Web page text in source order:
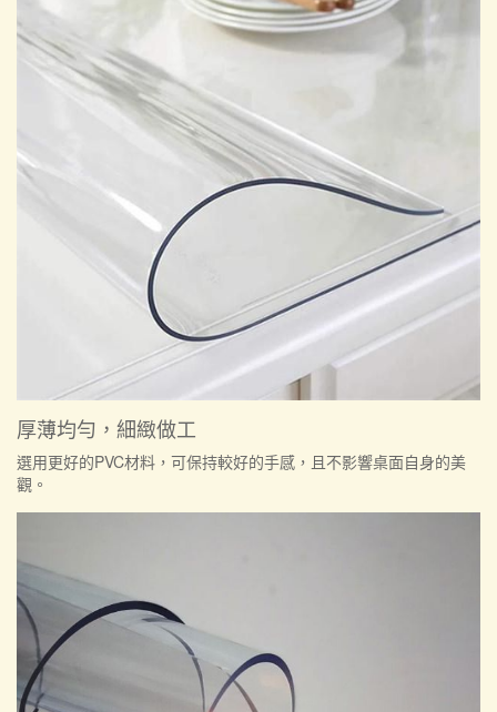
厚薄均勻，細緻做工
選用更好的PVC材料，可保持較好的手感，且不影響桌面自身的美
觀。